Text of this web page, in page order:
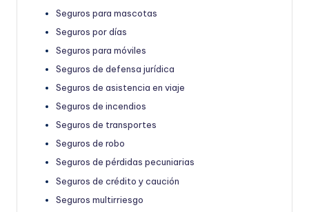
Seguros para mascotas
Seguros por días
Seguros para móviles
Seguros de defensa jurídica
Seguros de asistencia en viaje
Seguros de incendios
Seguros de transportes
Seguros de robo
Seguros de pérdidas pecuniarias
Seguros de crédito y caución
Seguros multirriesgo